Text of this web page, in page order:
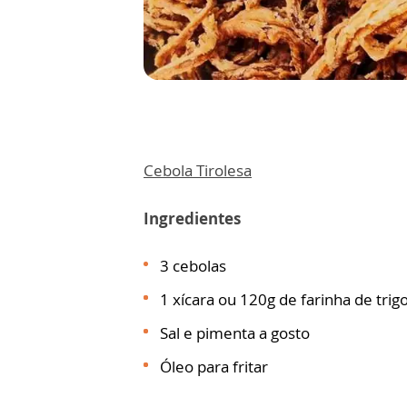
Cebola Tirolesa
Ingredientes
3 cebolas
1 xícara ou 120g de farinha de
Sal e pimenta a gosto
Óleo para fritar